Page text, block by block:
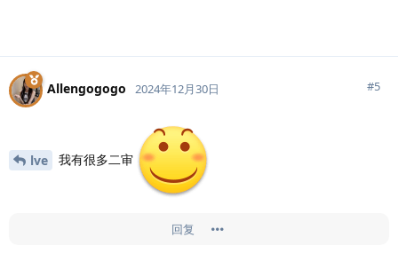
Allengogogo 2024年12月30日 #5
lve 我有很多二审
回复